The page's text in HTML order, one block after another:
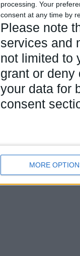
processing. Your
consent at any time by
Please note
services and
not limited to
grant or deny
your data for
consent
MORE